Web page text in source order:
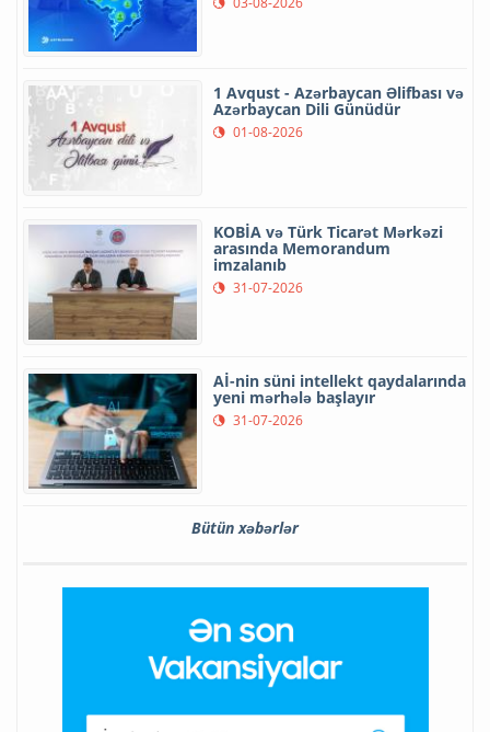
1 Avqust - Azərbaycan Əlifbası və
Azərbaycan Dili Günüdür
01-08-2026
KOBİA və Türk Ticarət Mərkəzi
arasında Memorandum
imzalanıb
31-07-2026
Aİ-nin süni intellekt qaydalarında
yeni mərhələ başlayır
31-07-2026
Bütün xəbərlər